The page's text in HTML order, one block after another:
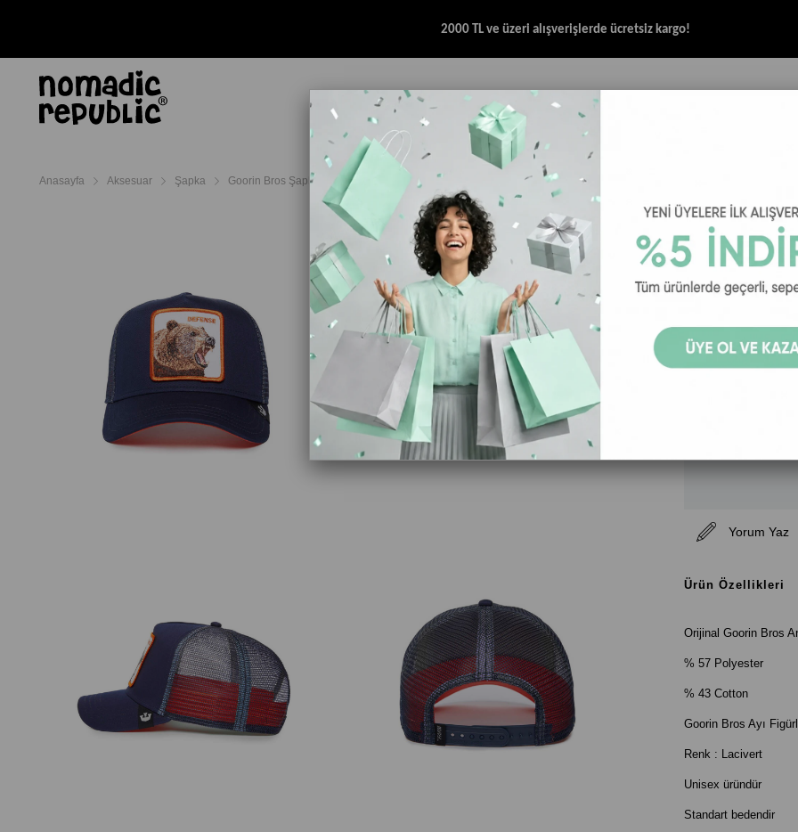
2000 TL ve üzeri alışverişlerde ücretsiz kargo!
AYAKKABI TERLİK & SANDALET AKSESUAR HALAT & İP SANDALET
Anasayfa Aksesuar Şapka Goorin Bros Şapka Goorin Bros Şapka - Bear Fan
Goorin
Goorin Bros
Yorum Yaz
Ürün Özellikleri
Orijinal Goorin Bros
% 57 Polyester
% 43 Cotton
Goorin Bros Ayı
Renk : Lacivert
Unisex üründür
Standart bedendir